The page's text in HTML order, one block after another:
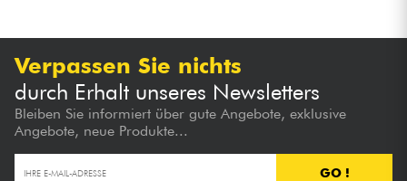
Verpassen Sie nichts
durch Erhalt unseres Newsletters
Bleiben Sie informiert über gute Angebote, exklusive
Angebote, neue Produkte...
GO !